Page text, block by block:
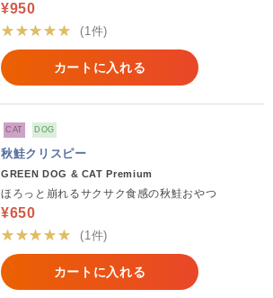
¥950
★★★★★
(1件)
カートに入れる
CAT DOG
秋鮭クリスピー
GREEN DOG & CAT Premium
ほろっと崩れるサクサク食感の秋鮭おやつ
¥650
★★★★★
(1件)
カートに入れる